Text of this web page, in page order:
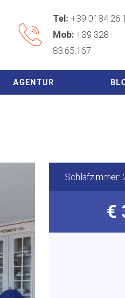
Tel: +39 0184
Mob: +39 328
83.65.167
AGENTUR
Schlafzimmer:
€